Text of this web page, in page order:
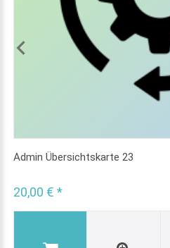
Admin Übersichtskarte 23
20,00 € *